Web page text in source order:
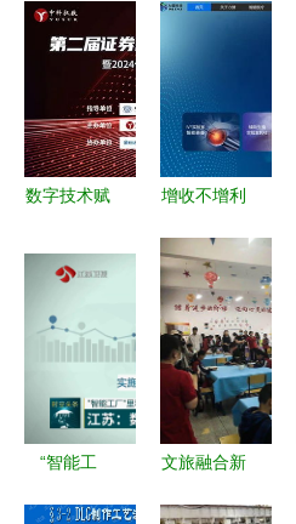
数字技术赋
第二届证券
进计算技术
即将召开
增收不增利
盟科技上市
后的跨境数
字营销困局
与优化之道
“智能工
文旅融合新